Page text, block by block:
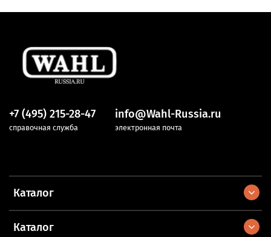
Каталог
Каталог
+7 (495) 215-28-47
справочная служба
info@Wahl-Russia.ru
электронная почта